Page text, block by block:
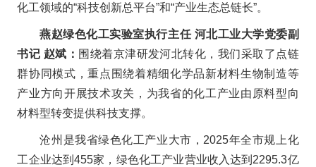
化工领域的“科技创新总平台”和“产业生态总链长”。
燕赵绿色化工实验室执行主任 河北工业大学党委副
书记 赵斌： 围绕着京津研发河北转化，我们采取了点链
群协同模式，重点围绕着精细化学品新材料生物制造等
产业方向开展技术攻关，为我省的化工产业由原料型向
材料型转变提供科技支撑。
沧州是我省绿色化工产业大市，2025年全市规上化
工企业达到455家，绿色化工产业营业收入达到2295.3亿